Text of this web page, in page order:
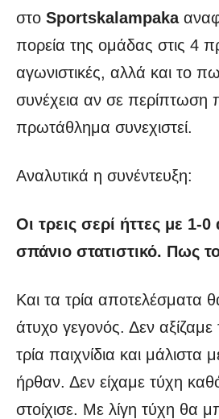
στο Sportskalampaka
πορεία της ομάδας στις 4
αγωνιστικές, αλλά και το
συνέχεια αν σε περίπτωση
πρωτάθλημα συνεχιστεί.
Αναλυτικά η συνέντευξη:
Οι τρεις σερί ήττες με 1-
σπάνιο στατιστικό. Πως
Και τα τρία αποτελέσματα
άτυχο γεγονός. Δεν αξίζαμε
τρία παιχνίδια και
ήρθαν. Δεν είχαμε τύχη
στοίχισε. Με λίγη τύχη θα